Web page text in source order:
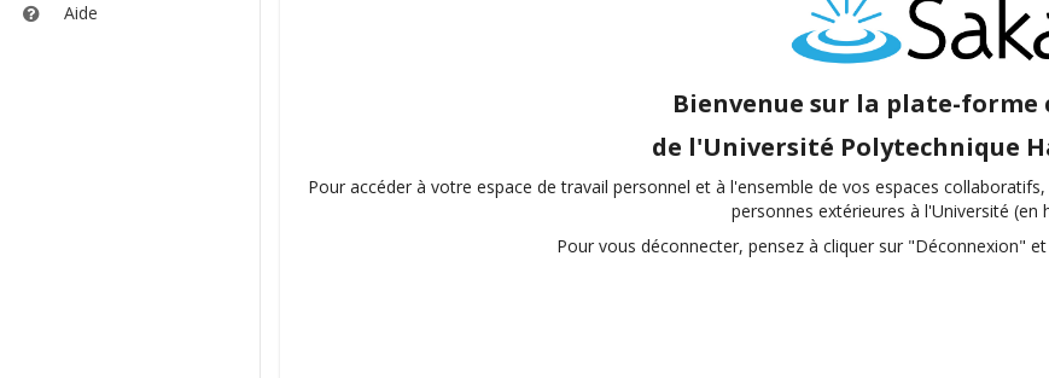
Aide
Ouvre
Bienvenue sur la plate-
de l'Université Polytechnique
Pour accéder à votre espace de travail personnel et à l'ensemble de vos espaces
personnes extérieures à l'Université (en
Pour vous déconnecter, pensez à cliquer sur "Déconnexion" et